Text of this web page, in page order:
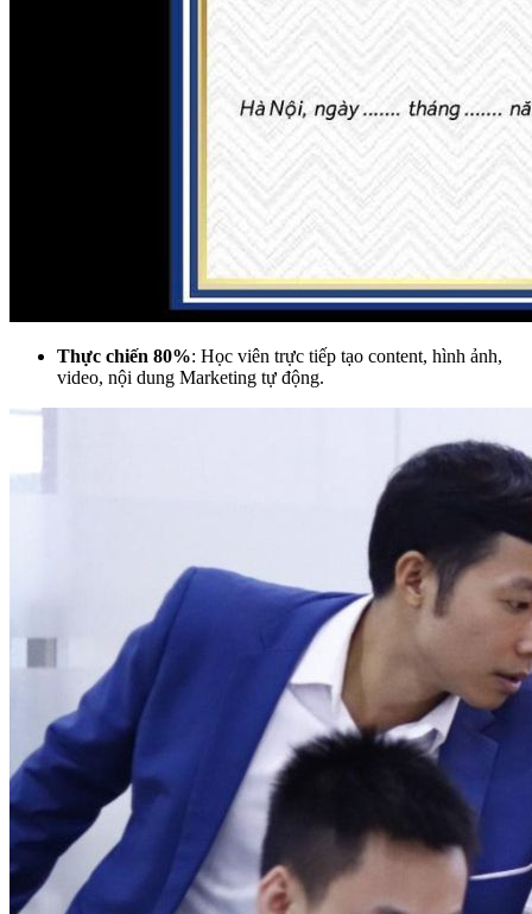
Thực chiến 80%: Học viên trực tiếp tạo content, hình ảnh,
video, nội dung Marketing tự động.